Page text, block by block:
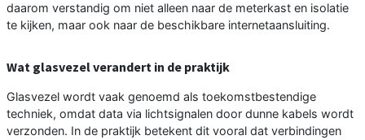
daarom verstandig om niet alleen naar de meterkast en isolatie
te kijken, maar ook naar de beschikbare internetaansluiting.
Wat glasvezel verandert in de praktijk
Glasvezel wordt vaak genoemd als toekomstbestendige
techniek, omdat data via lichtsignalen door dunne kabels wordt
verzonden. In de praktijk betekent dit vooral dat verbindingen